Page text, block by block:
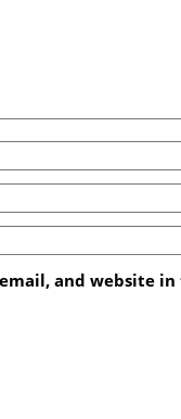
email, and website